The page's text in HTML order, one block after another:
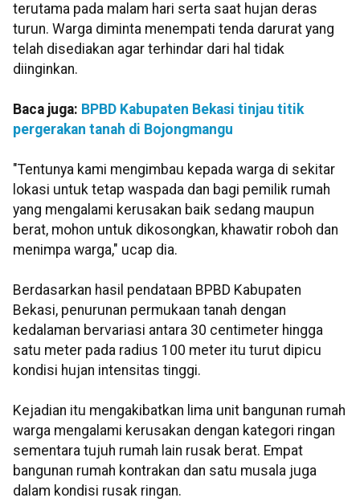
terutama pada malam hari serta saat hujan deras
turun. Warga diminta menempati tenda darurat yang
telah disediakan agar terhindar dari hal tidak
diinginkan.
Baca juga: BPBD Kabupaten Bekasi tinjau titik
pergerakan tanah di Bojongmangu
"Tentunya kami mengimbau kepada warga di sekitar
lokasi untuk tetap waspada dan bagi pemilik rumah
yang mengalami kerusakan baik sedang maupun
berat, mohon untuk dikosongkan, khawatir roboh dan
menimpa warga," ucap dia.
Berdasarkan hasil pendataan BPBD Kabupaten
Bekasi, penurunan permukaan tanah dengan
kedalaman bervariasi antara 30 centimeter hingga
satu meter pada radius 100 meter itu turut dipicu
kondisi hujan intensitas tinggi.
Kejadian itu mengakibatkan lima unit bangunan rumah
warga mengalami kerusakan dengan kategori ringan
sementara tujuh rumah lain rusak berat. Empat
bangunan rumah kontrakan dan satu musala juga
dalam kondisi rusak ringan.